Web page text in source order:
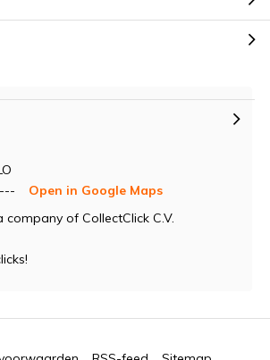
Open in Google Maps
company of CollectClick C.V.